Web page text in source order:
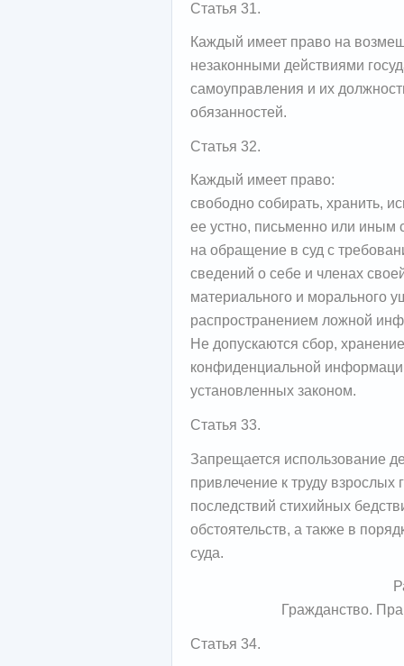
Статья 31.
Каждый имеет право на
незаконными действиями
самоуправления и их
обязанностей.
Статья 32.
Каждый имеет право:
свободно собирать, хранить,
ее устно, письменно или иным
на обращение в суд с
сведений о себе и членах
материального и морального
распространением ложной
Не допускаются сбор,
конфиденциальной
установленных законом.
Статья 33.
Запрещается использование
привлечение к труду
последствий стихийных
обстоятельств, а также в
суда.
Гражданство.
Статья 34.